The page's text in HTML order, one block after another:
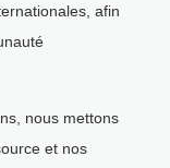
afin
nous mettons
et nos